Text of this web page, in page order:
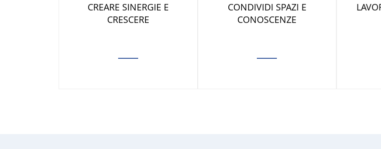
CREARE SINERGIE E
CRESCERE
CONDIVIDI SPAZI E
CONOSCENZE